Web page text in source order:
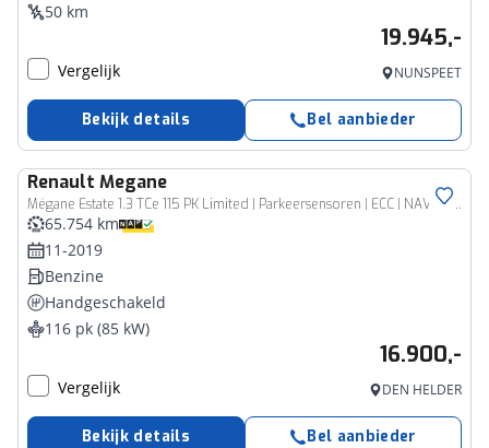
50 km
19.945,-
Vergelijk NUNSPEET
Bekijk details Bel aanbieder
Renault Megane
Mégane Estate 1.3 TCe 115 PK Limited | Parkeersensoren | ECC | NAVI | 1.700 trekgewicht
65.754 km
11-2019
Benzine
Handgeschakeld
116 pk (85 kW)
16.900,-
Vergelijk DEN HELDER
Bekijk details Bel aanbieder